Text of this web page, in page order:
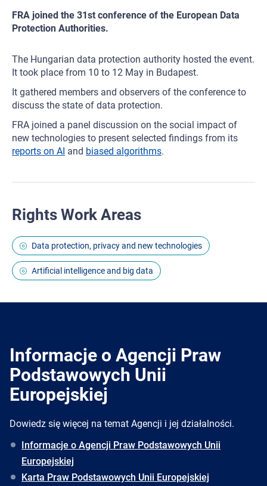
FRA joined the 31st conference of the European Data
Protection Authorities.
The Hungarian data protection authority hosted the event.
It took place from 10 to 12 May in Budapest.
It gathered members and observers of the conference to
discuss the state of data protection.
FRA joined a panel discussion on the social impact of
new technologies to present selected findings from its
reports on AI and biased algorithms.
Rights Work Areas
Data protection, privacy and new technologies
Artificial intelligence and big data
Informacje o Agencji Praw
Podstawowych Unii
Europejskiej
Dowiedz się więcej na temat Agencji i jej działalności.
Informacje o Agencji Praw Podstawowych Unii
Europejskiej
Karta Praw Podstawowych Unii Europejskiej